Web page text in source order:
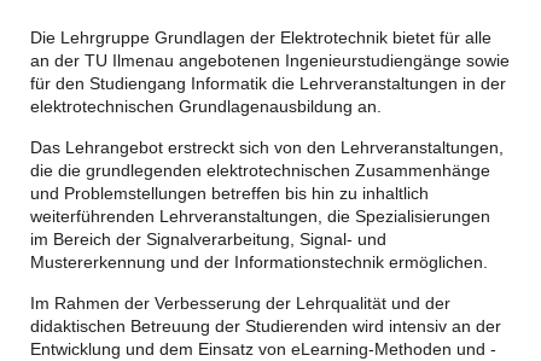
Die Lehrgruppe Grundlagen der Elektrotechnik bietet für alle
an der TU Ilmenau angebotenen Ingenieurstudiengänge sowie
für den Studiengang Informatik die Lehrveranstaltungen in der
elektrotechnischen Grundlagenausbildung an.
Das Lehrangebot erstreckt sich von den Lehrveranstaltungen,
die die grundlegenden elektrotechnischen Zusammenhänge
und Problemstellungen betreffen bis hin zu inhaltlich
weiterführenden Lehrveranstaltungen, die Spezialisierungen
im Bereich der Signalverarbeitung, Signal- und
Mustererkennung und der Informationstechnik ermöglichen.
Im Rahmen der Verbesserung der Lehrqualität und der
didaktischen Betreuung der Studierenden wird intensiv an der
Entwicklung und dem Einsatz von eLearning-Methoden und -